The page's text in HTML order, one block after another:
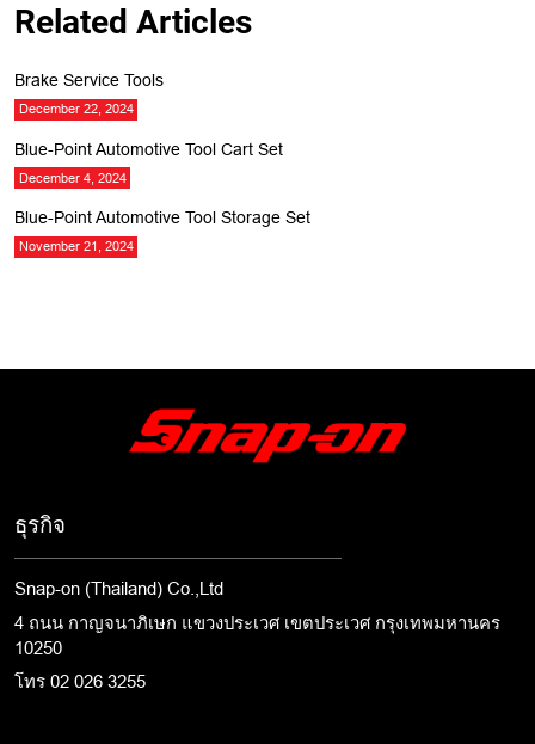
Related Articles
Brake Service Tools
December 22, 2024
Blue-Point Automotive Tool Cart Set
December 4, 2024
Blue-Point Automotive Tool Storage Set
November 21, 2024
ธุรกิจ
Snap-on (Thailand) Co.,Ltd
4 ถนน กาญจนาภิเษก แขวงประเวศ เขตประเวศ กรุงเทพมหานคร
10250
โทร 02 026 3255